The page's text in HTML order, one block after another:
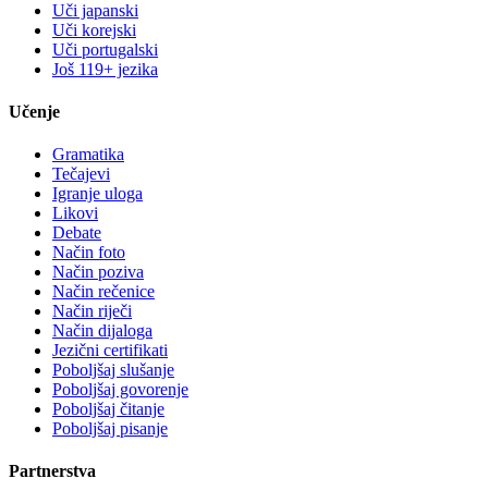
Uči japanski
Uči korejski
Uči portugalski
Još 119+ jezika
Učenje
Gramatika
Tečajevi
Igranje uloga
Likovi
Debate
Način foto
Način poziva
Način rečenice
Način riječi
Način dijaloga
Jezični certifikati
Poboljšaj slušanje
Poboljšaj govorenje
Poboljšaj čitanje
Poboljšaj pisanje
Partnerstva